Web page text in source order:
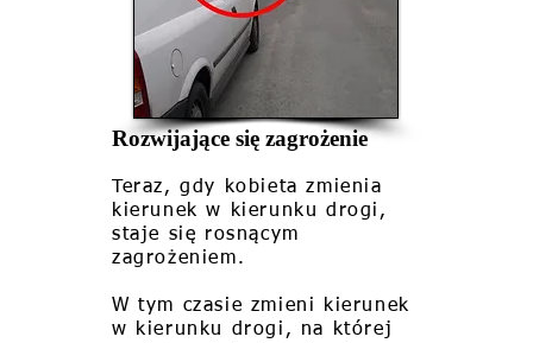
Rozwijające się zagrożenie
Teraz, gdy kobieta zmienia
kierunek w kierunku drogi,
staje się rosnącym
zagrożeniem.
W tym czasie zmieni kierunek
w kierunku drogi, na której